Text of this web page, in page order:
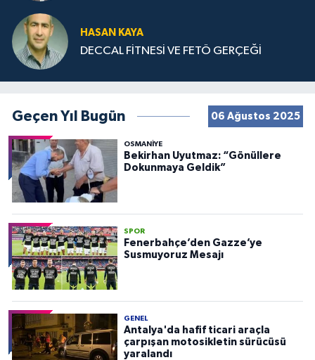
HASAN KAYA
DECCAL FİTNESİ VE FETÖ GERÇEĞİ
Geçen Yıl Bugün 06 Ağustos 2025
OSMANIYE
Bekirhan Uyutmaz: “Gönüllere
Dokunmaya Geldik”
SPOR
Fenerbahçe’den Gazze’ye
Susmuyoruz Mesajı
GENEL
Antalya'da hafif ticari araçla
çarpışan motosikletin sürücüsü
yaralandı